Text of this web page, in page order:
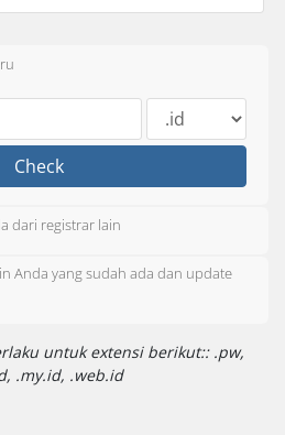
Check
dari registrar lain
Anda yang sudah ada dan update
untuk extensi berikut:: .pw,
.my.id, .web.id